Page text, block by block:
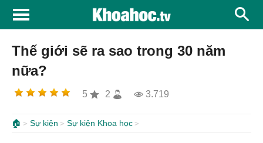
Thế giới sẽ ra sao trong 30 năm
nữa?
5 2 3.719
🏠 Sự kiện Sự kiện Khoa học